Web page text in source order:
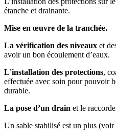
étanche et drainante.
Mise en œuvre de la tranchée.
La vérification des niveaux et
avoir un bon écoulement d’eaux.
L'installation des protections,
effectuée avec soin pour pouvoir
durable.
La pose d’un drain et le
Un sable stabilisé est un plus